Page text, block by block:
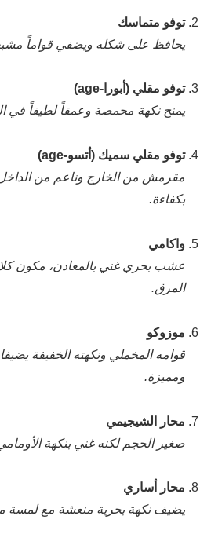
توفو متماسك
يحافظ على شكله ويضفي قواماً
توفو مقلي (أبورا-age)
يمنح نكهة محمصة وعمقاً لطيفاً في
توفو مقلي سميك (أتسو-age)
مقرمش من الخارج وناعم من
بكفاءة.
واكامي
عشب بحري غني بالمعادن، مكون
المرق.
موزوكو
قوامه المخملي ونكهته الخفيفة
ومميزة.
محار الشيجيمي
صغير الحجم لكنه غني بنكهة
محار أساري
يضيف نكهة بحرية منعشة مع لمسة